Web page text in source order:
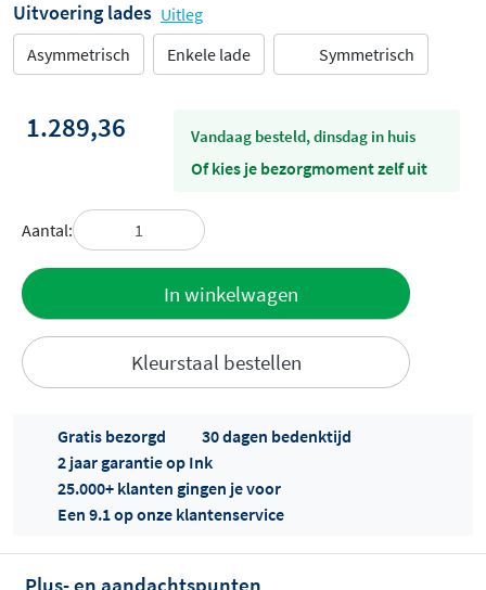
Uitvoering lades Uitleg
Asymmetrisch
Enkele lade Symmetrisch
1.289,36 vandaag besteld, dinsdag in huis
Of kies je bezorgmoment zelf uit
Aantal:
In winkelwagen
Kleurstaal bestellen
Offertes
Gratis bezorgd
30 dagen bedenktijd
2 jaar garantie op Ink
25.000+ klanten gingen je voor
Een 9.1 op onze klantenservice
Plus- en aandachtspunten